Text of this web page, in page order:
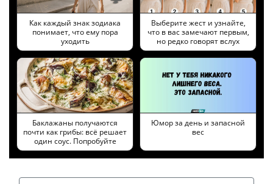
Как каждый знак зодиака
понимает, что ему пора
уходить
Выберите жест и узнайте,
что в вас замечают первым,
но редко говорят вслух
Баклажаны получаются
почти как грибы: всё решает
один соус. Попробуйте
Юмор за день и запасной
вес